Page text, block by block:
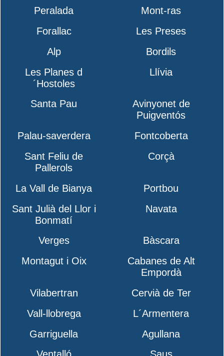
Peralada
Mont-ras
Forallac
Les Preses
Alp
Bordils
Les Planes d
´Hostoles
Llívia
Santa Pau
Avinyonet de
Puigventós
Palau-saverdera
Fontcoberta
Sant Feliu de
Pallerols
Corçà
La Vall de Bianya
Portbou
Sant Julià del Llor i
Bonmatí
Navata
Verges
Bàscara
Montagut i Oix
Cabanes de Alt
Empordà
Vilabertran
Cervià de Ter
Vall-llobrega
L´Armentera
Garriguella
Agullana